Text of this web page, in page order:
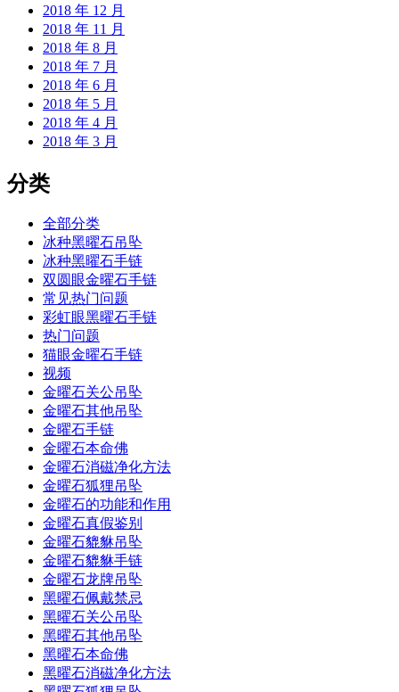
2018 年 12 月
2018 年 11 月
2018 年 8 月
2018 年 7 月
2018 年 6 月
2018 年 5 月
2018 年 4 月
2018 年 3 月
分类
全部分类
冰种黑曜石吊坠
冰种黑曜石手链
双圆眼金曜石手链
常见热门问题
彩虹眼黑曜石手链
热门问题
猫眼金曜石手链
视频
金曜石关公吊坠
金曜石其他吊坠
金曜石手链
金曜石本命佛
金曜石消磁净化方法
金曜石狐狸吊坠
金曜石的功能和作用
金曜石真假鉴别
金曜石貔貅吊坠
金曜石貔貅手链
金曜石龙牌吊坠
黑曜石佩戴禁忌
黑曜石关公吊坠
黑曜石其他吊坠
黑曜石本命佛
黑曜石消磁净化方法